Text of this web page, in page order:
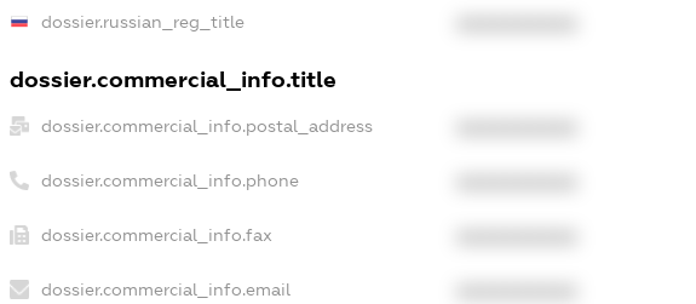
dossier.russian_reg_title
dossier.commercial_info.title
dossier.commercial_info.postal_address
dossier.commercial_info.phone
dossier.commercial_info.fax
dossier.commercial_info.email